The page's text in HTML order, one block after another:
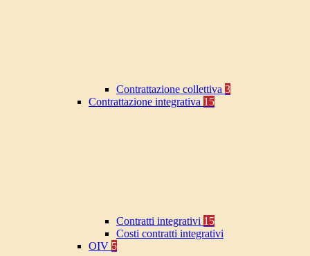
Contrattazione collettiva 3
Contrattazione integrativa 15
Contratti integrativi 15
Costi contratti integrativi
OIV 5